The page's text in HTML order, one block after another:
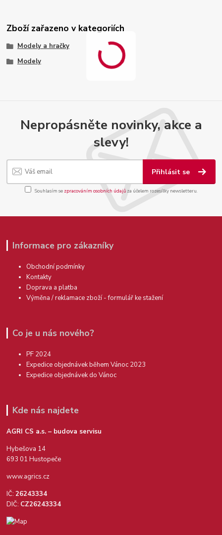
Zboží zařazeno v kategoriích
Modely a hračky
Modely
Nepropásněte novinky, akce a
slevy!
Přihlásit se
Souhlasím se zpracováním osobních údajůza účelem rozesílky newsletteru.
Informace pro zákazníky
Obchodní podmínky
Kontakty
Doprava a platba
Výměna / reklamace zboží - formulář ke stažení
Co je u nás nového?
PF 2024
Expedice objednávek během Vánoc 2023
Expedice objednávek do Vánoc
Kde nás najdete
AGRI CS a.s. – budova servisu
Hybešova 14
693 01 Hustopeče
www.agrics.cz
IČ:26243334
DIČ: CZ26243334